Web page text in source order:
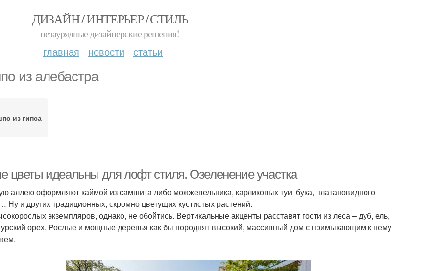
ДИЗАЙН / ИНТЕРЬЕР / СТИЛЬ
незаурядные дизайнерские решения!
главная новости статьи
из алебастра
из гипса
цветы идеальны для лофт стиля. Озеленение участка
аллею оформляют каймой из самшита либо можжевельника, карликовых туи, бука, платановидного
Ну и других традиционных, скромно цветущих кустистых растений.
экземпляров, однако, не обойтись. Вертикальные акценты расставят гости из леса – дуб, ель,
орех. Рослые и мощные деревья как бы породнят высокий, массивный дом с примыкающим к нему